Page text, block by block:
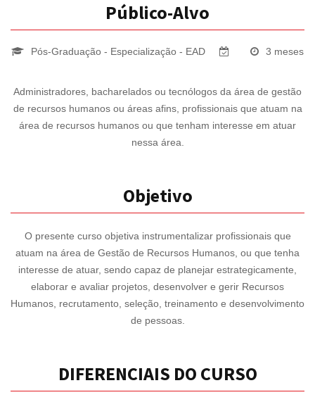
Público-Alvo
Pós-Graduação - Especialização - EAD 3 meses
Administradores, bacharelados ou tecnólogos da área de gestão
de recursos humanos ou áreas afins, profissionais que atuam na
área de recursos humanos ou que tenham interesse em atuar
nessa área.
Objetivo
O presente curso objetiva instrumentalizar profissionais que
atuam na área de Gestão de Recursos Humanos, ou que tenha
interesse de atuar, sendo capaz de planejar estrategicamente,
elaborar e avaliar projetos, desenvolver e gerir Recursos
Humanos, recrutamento, seleção, treinamento e desenvolvimento
de pessoas.
DIFERENCIAIS DO CURSO